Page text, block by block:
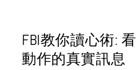
FBI教你讀心術:
動作的真實訊息